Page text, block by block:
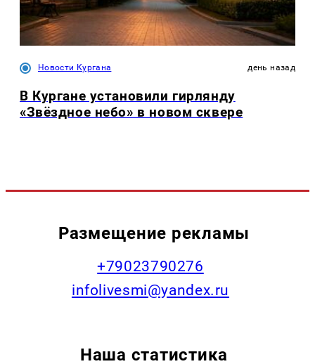
Новости Кургана день назад
В Кургане установили гирлянду
«Звёздное небо» в новом сквере
Размещение рекламы
+79023790276
infolivesmi@yandex.ru
Наша статистика